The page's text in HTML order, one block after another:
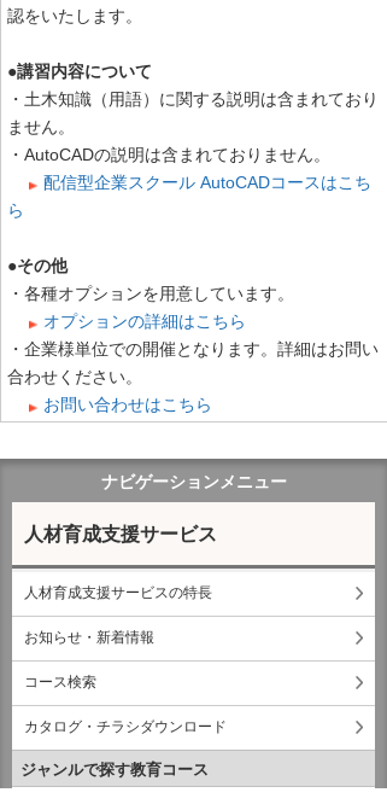
認をいたします。
●講習内容について
・土木知識（用語）に関する説明は含まれており
ません。
・AutoCADの説明は含まれておりません。
配信型企業スクール AutoCADコースはこち
ら
●その他
・各種オプションを用意しています。
オプションの詳細はこちら
・企業様単位での開催となります。詳細はお問い
合わせください。
お問い合わせはこちら
ナビゲーションメニュー
人材育成支援サービス
人材育成支援サービスの特長
お知らせ・新着情報
コース検索
カタログ・チラシダウンロード
ジャンルで探す教育コース